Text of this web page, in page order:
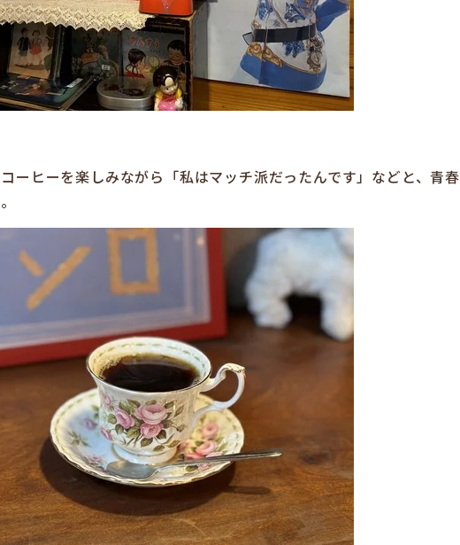
ーヒーを楽しみながら「私はマッチ派だったんです」などと、青春